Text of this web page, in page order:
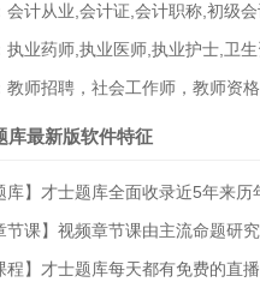
会计从业,会计证,会计职称,初级
执业药师,执业医师,执业护士,卫生
教师招聘，社会工作师，教师资格
库最新版软件特征
库】才士题库全面收录近5年来
节课】视频章节课由主流命题研
程】才士题库每天都有免费的直